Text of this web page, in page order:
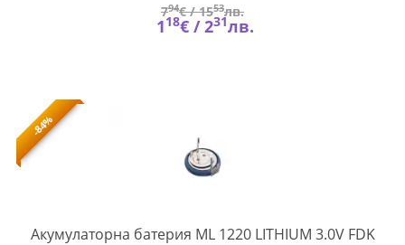
794€ /1553лв.
118€ /231лв.
-84%
Акумулаторна батерия ML 1220 LITHIUM 3.0V FDKB-